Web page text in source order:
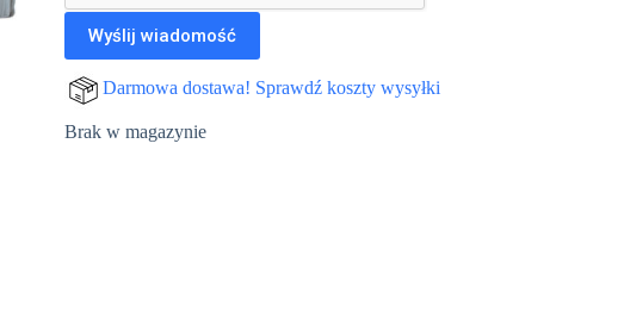
Darmowa dostawa! Sprawdź koszty wysyłki
Brak w magazynie